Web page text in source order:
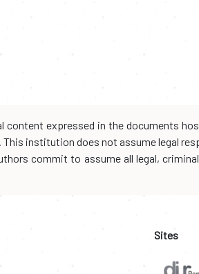
content expressed in the documents
This institution does not assume legal
commit to assume all legal,
Sites